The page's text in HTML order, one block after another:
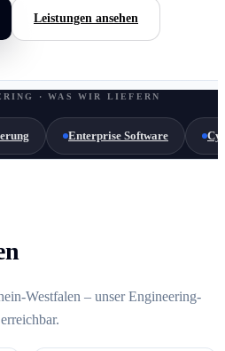
Leistungen ansehen
· WAS WIR LIEFERN
Enterprise Software
Westfalen – unser Engineering-